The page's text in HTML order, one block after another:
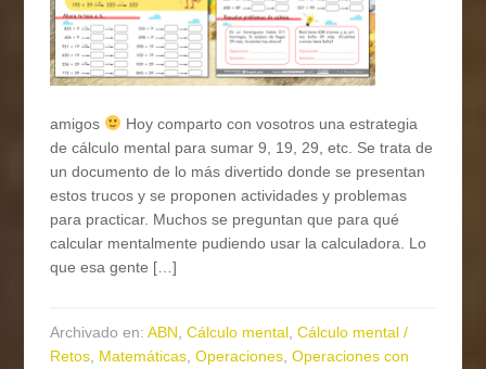
amigos
Hoy comparto con vosotros una estrategia
de cálculo mental para sumar 9, 19, 29, etc. Se trata de
un documento de lo más divertido donde se presentan
estos trucos y se proponen actividades y problemas
para practicar. Muchos se preguntan que para qué
calcular mentalmente pudiendo usar la calculadora. Lo
que esa gente […]
Archivado en:ABN ,Cálculo mental ,Cálculo mental /
Retos Matemáticas ,Operaciones ,Operaciones con